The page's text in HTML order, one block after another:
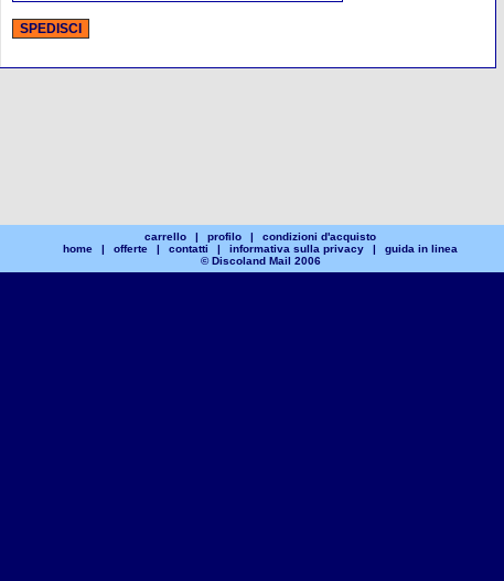
carrello | profilo |
condizioni d'acquisto
home
| offerte | contatti | informativa sulla privacy |
guida in linea
© Discoland Mail 2006